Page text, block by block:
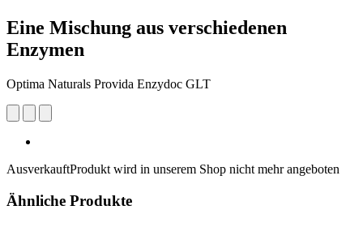
Eine Mischung aus verschiedenen
Enzymen
Optima Naturals Provida Enzydoc GLT
AusverkauftProdukt wird in unserem Shop nicht mehr angeboten
Ähnliche Produkte